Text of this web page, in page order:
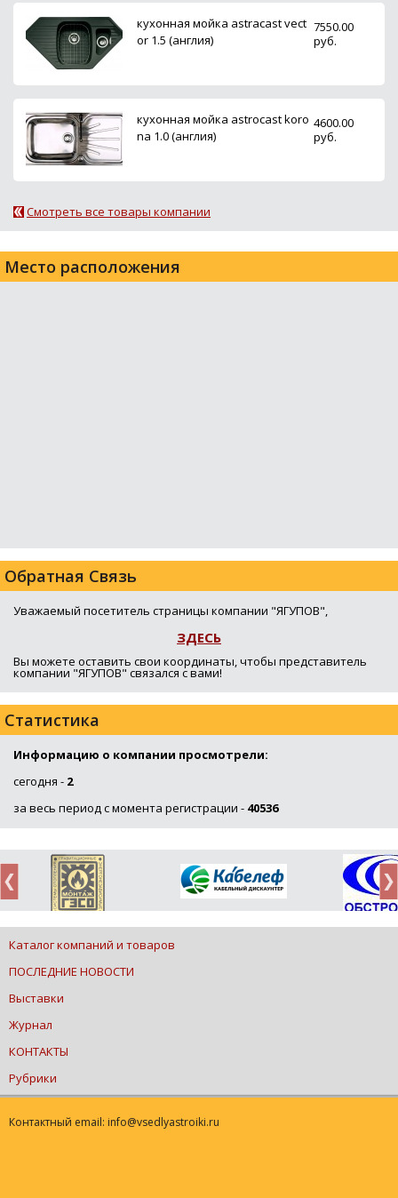
кухонная мойка astracast vect
or 1.5 (англия)
7550.00
руб.
кухонная мойка astrocast koro
na 1.0 (англия)
4600.00
руб.
Смотреть все товары компании
Место расположения
Обратная Связь
Уважаемый посетитель страницы компании "ЯГУПОВ",
ЗДЕСЬ
Вы можете оставить свои координаты, чтобы представитель
компании "ЯГУПОВ" связался с вами!
Статистика
Информацию о компании просмотрели:
сегодня - 2
за весь период с момента регистрации - 40536
Каталог компаний и товаров
ПОСЛЕДНИЕ НОВОСТИ
Выставки
Журнал
КОНТАКТЫ
Рубрики
Контактный email: info@vsedlyastroiki.ru